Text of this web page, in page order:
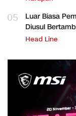
05
Luar Biasa
Diusul
Head Line